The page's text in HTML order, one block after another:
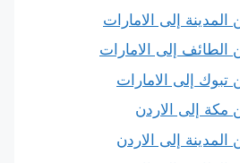
إلى الامارات
الطائف إلى الامارات
إلى الامارات
مكة إلى الاردن
إلى الاردن